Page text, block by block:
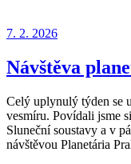
7. 2. 2026
Návštěva
Celý uplynulý týden se
vesmíru. Povídali jsme
Sluneční soustavy a v
návštěvou Planetária